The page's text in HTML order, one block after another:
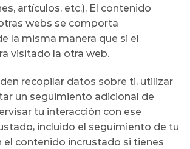
artículos, etc.). El contenido
webs se comporta
la misma manera que si el
visitado la otra web.
recopilar datos sobre ti, utilizar
un seguimiento adicional de
tu interacción con ese
incluido el seguimiento de tu
el contenido incrustado si tienes